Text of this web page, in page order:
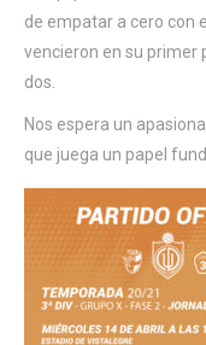
de empatar a cero con
vencieron en su primer
dos.
Nos espera un
que juega un papel